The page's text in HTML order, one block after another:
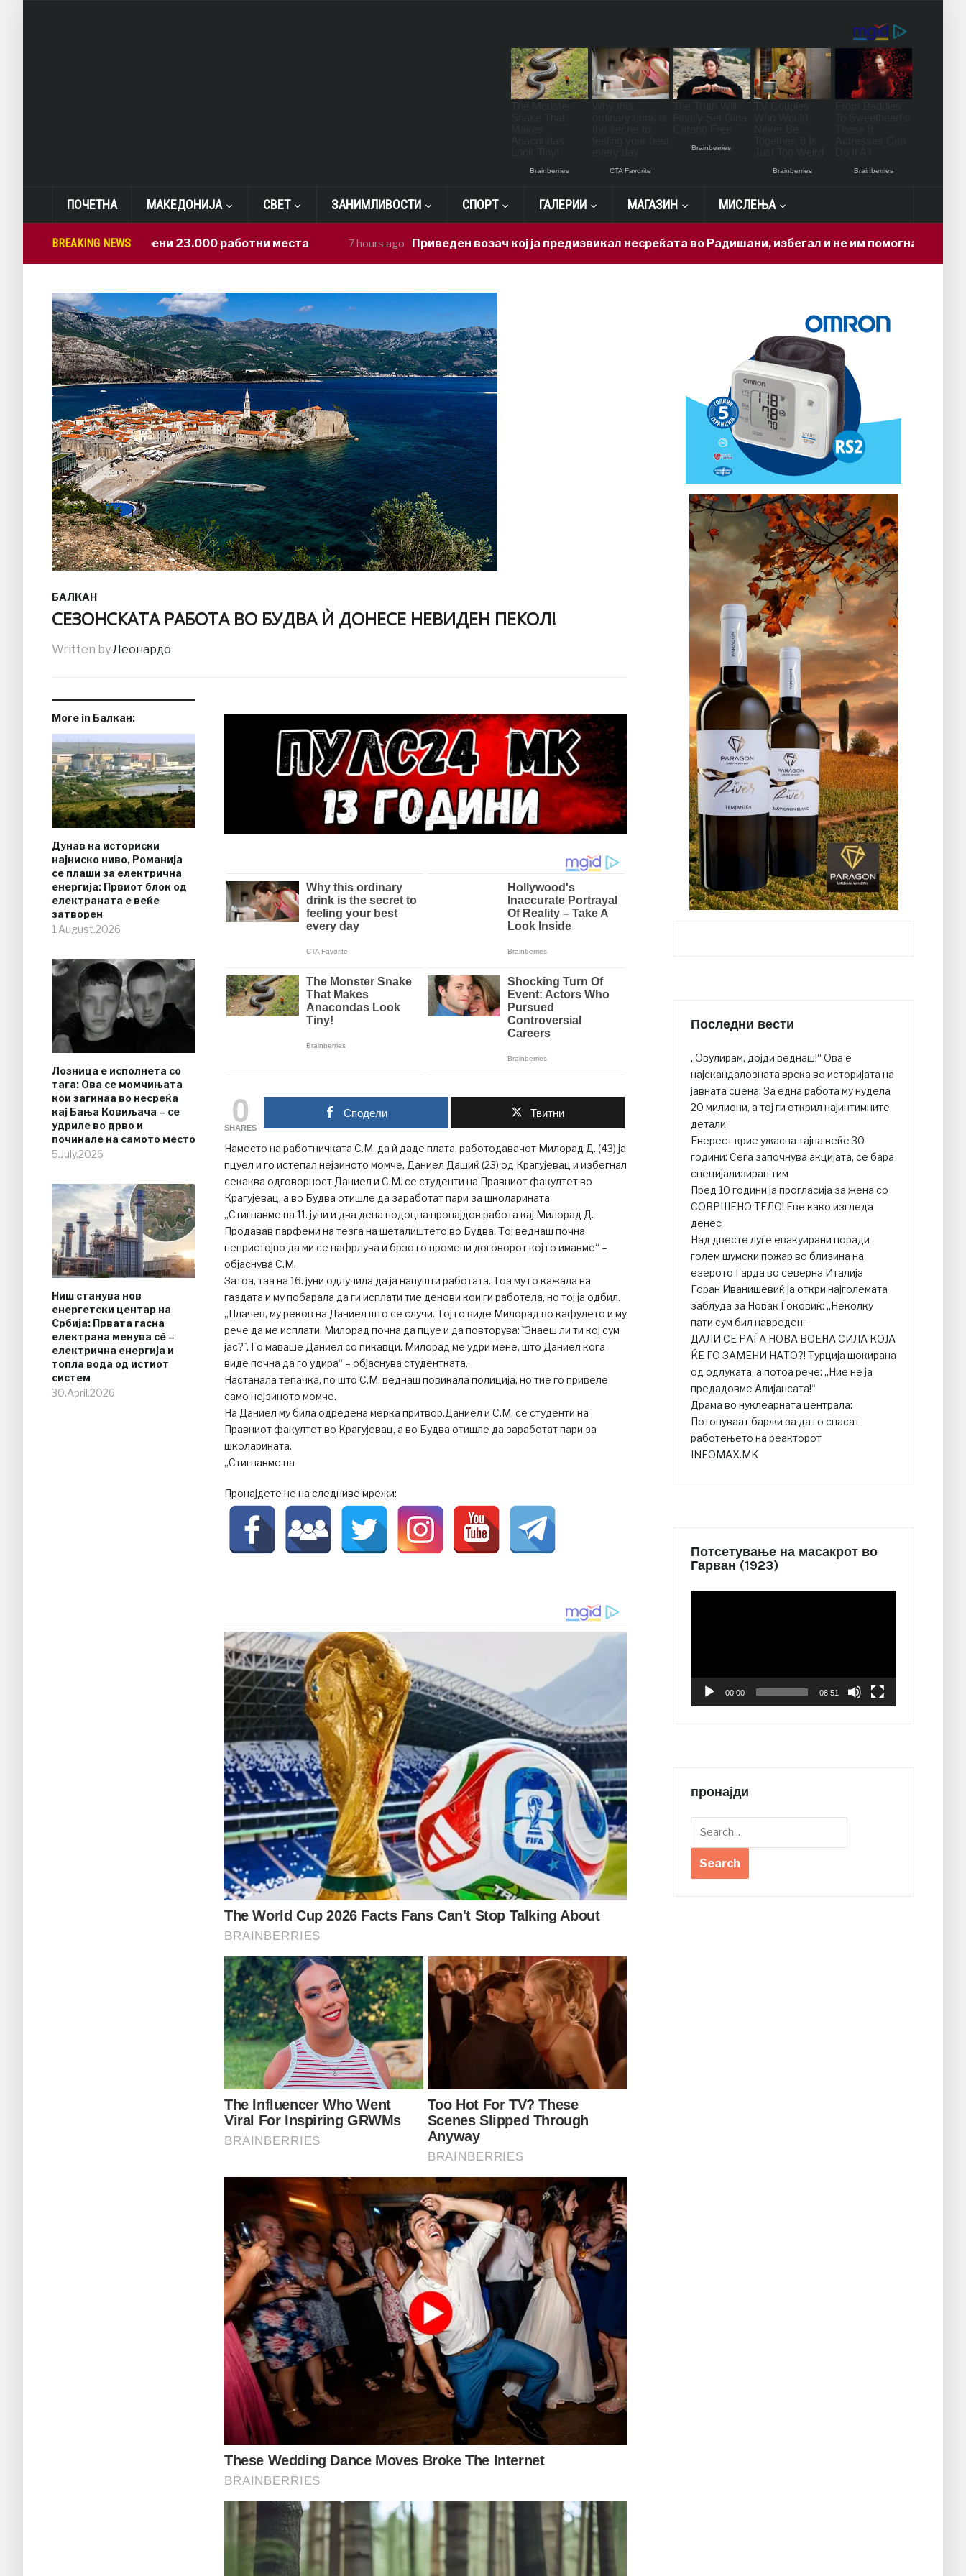
ПОЧЕТНА МАКЕДОНИЈА СВЕТ ЗАНИМЛИВОСТИ СПОРТ ГАЛЕРИИ МАГАЗИН МИСЛЕЊА
BREAKING NEWS
САД: Изгубени 23.000 работни места 7 hours ago Приведен возач кој ја предизвикал несреќата во Радишани, избегал и не им помогнал на
БАЛКАН
СЕЗОНСКАТА РАБОТА ВО БУДВА Ѝ ДОНЕСЕ НЕВИДЕН ПЕКОЛ!
Written byЛеонардо
More in Балкан:
Дунав на историски
најниско ниво, Романија
се плаши за електрична
енергија: Првиот блок од
електраната е веќе
затворен
1.August.2026
Лозница е исполнета со
тага: Ова се момчињата
кои загинаа во несреќа
кај Бања Ковиљача – се
удриле во дрво и
починале на самото место
5.July.2026
Ниш станува нов
енергетски центар на
Србија: Првата гасна
електрана менува сè –
електрична енергија и
топла вода од истиот
систем
30.April.2026
0
SHARES
Сподели Твитни
Наместо на работничката С.М. да ѝ даде плата, работодавачот Милорад Д. (43) ја
пцуел и го истепал нејзиното момче, Даниел Дашиќ (23) од Крагујевац и избегнал
секаква одговорност.Даниел и С.М. се студенти на Правниот факултет во
Крагујевац, а во Будва отишле да заработат пари за школарината.
„Стигнавме на 11. јуни и два дена подоцна пронајдов работа кај Милорад Д.
Продавав парфеми на тезга на шеталиштето во Будва. Тој веднаш почна
непристојно да ми се нафрлува и брзо го промени договорот кој го имавме“ –
објаснува С.М.
Затоа, таа на 16. јуни одлучила да ја напушти работата. Тоа му го кажала на
газдата и му побарала да ги исплати тие денови кои ги работела, но тој ја одбил.
„Плачев, му реков на Даниел што се случи. Тој го виде Милорад во кафулето и му
рече да ме исплати. Милорад почна да пцуе и да повторува: `Знаеш ли ти кој сум
јас?`. Го маваше Даниел со пикавци. Милорад ме удри мене, што Даниел кога
виде почна да го удира“ – објаснува студентката.
Настанала тепачка, по што С.М. веднаш повикала полиција, но тие го привеле
само нејзиното момче.
На Даниел му била одредена мерка притвор.Даниел и С.М. се студенти на
Правниот факултет во Крагујевац, а во Будва отишле да заработат пари за
школарината.
„Стигнавме на
Пронајдете не на следниве мрежи:
Последни вести
„Овулирам, дојди веднаш!“ Ова е
најскандалозната врска во историјата на
јавната сцена: За една работа му нудела
20 милиони, а тој ги открил најинтимните
детали
Еверест крие ужасна тајна веќе 30
години: Сега започнува акцијата, се бара
специјализиран тим
Пред 10 години ја прогласија за жена со
СОВРШЕНО ТЕЛО! Еве како изгледа
денес
Над двесте луѓе евакуирани поради
голем шумски пожар во близина на
езерото Гарда во северна Италија
Горан Иванишевиќ ја откри најголемата
заблуда за Новак Ѓоковиќ: „Неколку
пати сум бил навреден“
ДАЛИ СЕ РАЃА НОВА ВОЕНА СИЛА КОЈА
ЌЕ ГО ЗАМЕНИ НАТО?! Турција шокирана
од одлуката, а потоа рече: „Ние не ја
предадовме Алијансата!“
Драма во нуклеарната централа:
Потопуваат баржи за да го спасат
работењето на реакторот
INFOMAX.MK
Потсетување на масакрот во
Гарван (1923)
00:00 08:51
пронајди